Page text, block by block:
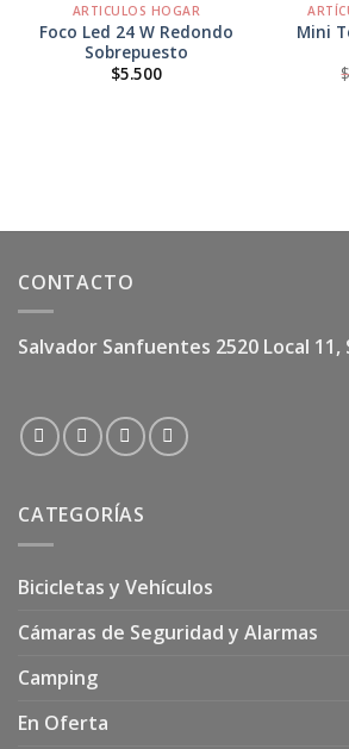
ARTICULOS HOGAR
Foco Led 24 W Redondo
Sobrepuesto
$5.500
Mini
CONTACTO
Salvador Sanfuentes 2520 Local 11,
CATEGORÍAS
Bicicletas y Vehículos
Cámaras de Seguridad y Alarmas
Camping
En Oferta